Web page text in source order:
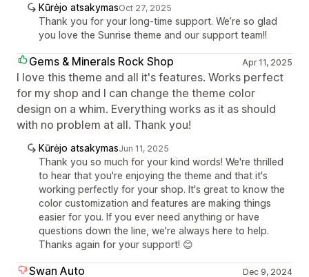
Kūrėjo atsakymasOct 27, 2025
Thank you for your long-time support. We’re so glad
you love the Sunrise theme and our support team!!
Gems & Minerals Rock Shop Apr 11, 2025
I love this theme and all it's features. Works perfect
for my shop and I can change the theme color
design on a whim. Everything works as it as should
with no problem at all. Thank you!
Kūrėjo atsakymasJun 11, 2025
Thank you so much for your kind words! We're thrilled
to hear that you're enjoying the theme and that it's
working perfectly for your shop. It's great to know the
color customization and features are making things
easier for you. If you ever need anything or have
questions down the line, we're always here to help.
Thanks again for your support! 😊
Swan Auto Dec 9, 2024